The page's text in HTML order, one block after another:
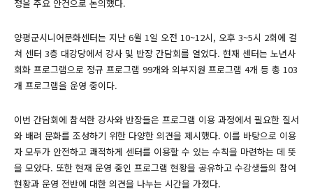
정을 주요 안건으로 논의했다.
양평군시니어문화센터는 지난 6월 1일 오전 10~12시, 오후 3~5시 2회에 걸
쳐 센터 3층 대강당에서 강사 및 반장 간담회를 열었다. 현재 센터는 노년사
회화 프로그램으로 정규 프로그램 99개와 외부지원 프로그램 4개 등 총 103
개 프로그램을 운영 중이다.
이번 간담회에 참석한 강사와 반장들은 프로그램 이용 과정에서 필요한 질서
와 배려 문화를 조성하기 위한 다양한 의견을 제시했다. 이를 바탕으로 이용
자 모두가 안전하고 쾌적하게 센터를 이용할 수 있는 수칙을 마련하는 데 뜻
을 모았다. 또한 현재 운영 중인 프로그램 현황을 공유하고 수강생들의 참여
현황과 운영 전반에 대한 의견을 나누는 시간을 가졌다.